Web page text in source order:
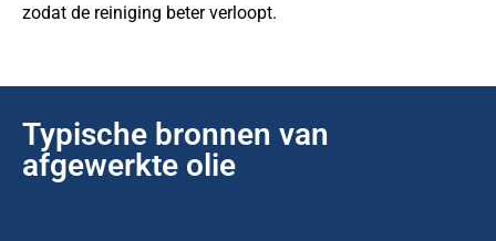
zodat de reiniging beter verloopt.
Typische bronnen van
afgewerkte olie